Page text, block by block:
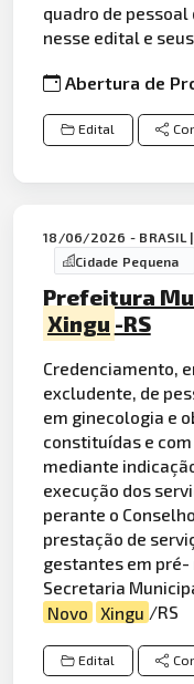
quadro de
nesse edital e
Abertura de
Edital
18/06/2026 - BRASIL |
Cidade Pequena
Prefeitura
Xingu -RS
Credenciamento,
excludente, de
em ginecologia e
constituídas e
mediante
execução dos
perante o
prestação de
gestantes em
Secretaria
Novo
Xingu /RS
Edital